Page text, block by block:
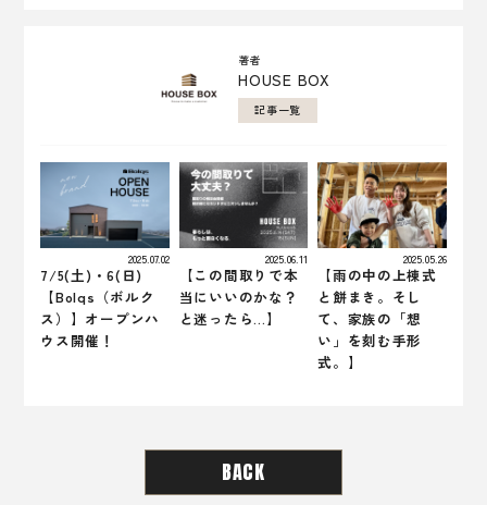
著者
HOUSE BOX
記事一覧
2025.07.02
7/5(土)・6(日)
【Bolqs（ボルク
ス）】オープンハ
ウス開催！
2025.06.11
【この間取りで本
当にいいのかな？
と迷ったら…】
2025.05.26
【雨の中の上棟式
と餅まき。そし
て、家族の「想
い」を刻む手形
式。】
BACK